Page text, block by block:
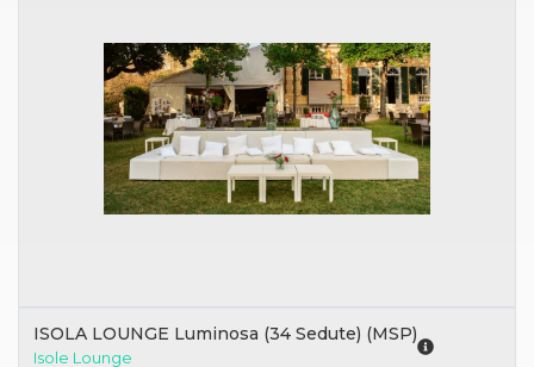
ISOLA LOUNGE Luminosa (34 Sedute) (MSP)
Isole Lounge